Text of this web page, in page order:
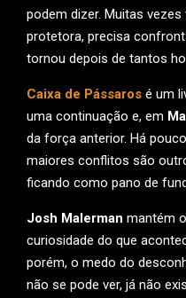
podem dizer. Muitas
protetora, precisa
tornou depois de tantos
Caixa de Pássaros é um
uma continuação e, em
da força anterior. Há
maiores conflitos são
ficando como pano de
Josh Malerman mantém
curiosidade do que
porém, o medo do
não se pode ver, já não